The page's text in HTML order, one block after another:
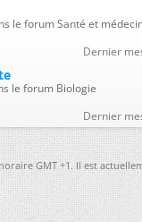
le forum Santé et
Dernier
le forum Biologie
Dernier
GMT +1. Il est